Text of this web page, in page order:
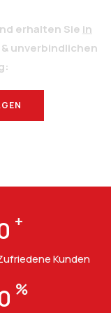
erhalten Sie in
unverbindlichen
+
Kunden
%